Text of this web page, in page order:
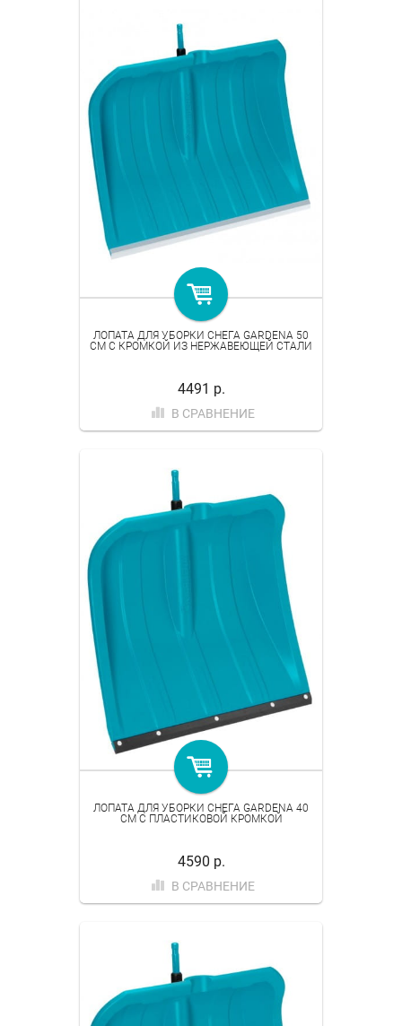
ЛОПАТА ДЛЯ УБОРКИ СНЕГА GARDENA 50
СМ С КРОМКОЙ ИЗ НЕРЖАВЕЮЩЕЙ СТАЛИ
4491 р.
В СРАВНЕНИЕ
ЛОПАТА ДЛЯ УБОРКИ СНЕГА GARDENA 40
СМ C ПЛАСТИКОВОЙ КРОМКОЙ
4590 р.
В СРАВНЕНИЕ